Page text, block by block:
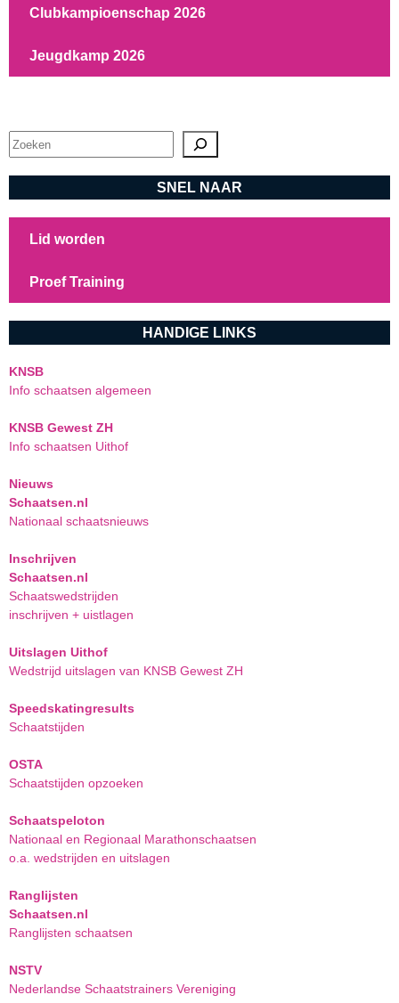
Clubkampioenschap 2026
Jeugdkamp 2026
Zoeken
SNEL NAAR
Lid worden
Proef Training
HANDIGE LINKS
KNSB
Info schaatsen algemeen
KNSB Gewest ZH
Info schaatsen Uithof
Nieuws
Schaatsen.nl
Nationaal schaatsnieuws
Inschrijven
Schaatsen.nl
Schaatswedstrijden
inschrijven + uistlagen
Uitslagen Uithof
Wedstrijd uitslagen van KNSB Gewest ZH
Speedskatingresults
Schaatstijden
OSTA
Schaatstijden opzoeken
Schaatspeloton
Nationaal en Regionaal Marathonschaatsen
o.a. wedstrijden en uitslagen
Ranglijsten
Schaatsen.nl
Ranglijsten schaatsen
NSTV
Nederlandse Schaatstrainers Vereniging